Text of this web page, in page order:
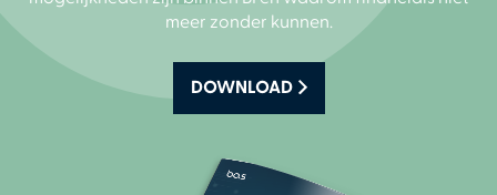
meer zonder kunnen.
DOWNLOAD